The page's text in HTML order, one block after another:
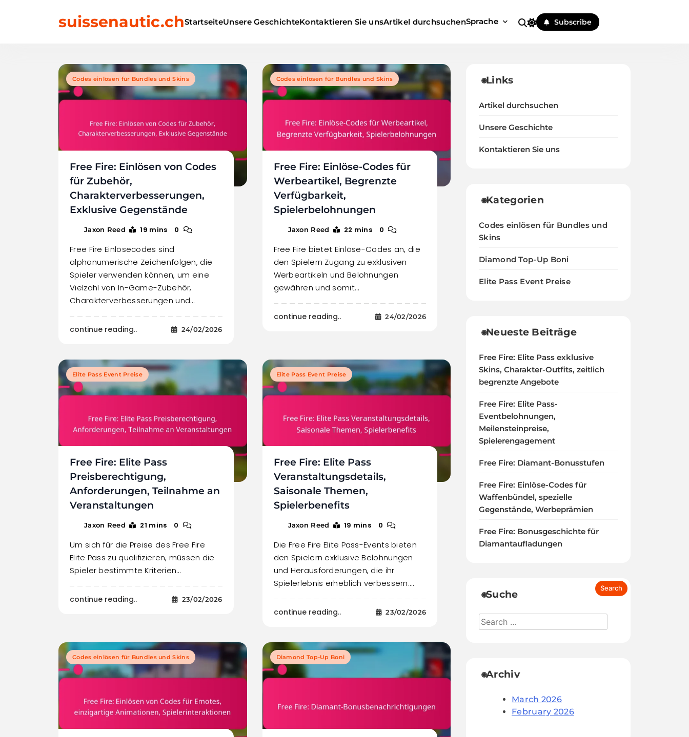
suissenautic.chStartseiteUnsere GeschichteKontaktieren Sie unsArtikel durchsuchenSprache Subscribe
Codes einlösen für Bundles und Skins
Free Fire: Einlösen von Codes
für Zubehör,
Charakterverbesserungen,
Exklusive Gegenstände
Jaxon Reed 19 mins 0
Free Fire Einlösecodes sind
alphanumerische Zeichenfolgen, die
Spieler verwenden können, um eine
Vielzahl von In-Game-Zubehör,
Charakterverbesserungen und…
continue reading.. 24/02/2026
Codes einlösen für Bundles und Skins
Free Fire: Einlöse-Codes für
Werbeartikel, Begrenzte
Verfügbarkeit,
Spielerbelohnungen
Jaxon Reed 22 mins 0
Free Fire bietet Einlöse-Codes an, die
den Spielern Zugang zu exklusiven
Werbeartikeln und Belohnungen
gewähren und somit…
continue reading.. 24/02/2026
Elite Pass Event Preise
Free Fire: Elite Pass
Preisberechtigung,
Anforderungen, Teilnahme an
Veranstaltungen
Jaxon Reed 21 mins 0
Um sich für die Preise des Free Fire
Elite Pass zu qualifizieren, müssen die
Spieler bestimmte Kriterien…
continue reading.. 23/02/2026
Elite Pass Event Preise
Free Fire: Elite Pass
Veranstaltungsdetails,
Saisonale Themen,
Spielerbenefits
Jaxon Reed 19 mins 0
Die Free Fire Elite Pass-Events bieten
den Spielern exklusive Belohnungen
und Herausforderungen, die ihr
Spielerlebnis erheblich verbessern.…
continue reading.. 23/02/2026
Codes einlösen für Bundles und Skins Diamond Top-Up Boni
Links
Artikel durchsuchen
Unsere Geschichte
Kontaktieren Sie uns
Kategorien
Codes einlösen für Bundles und
Skins
Diamond Top-Up Boni
Elite Pass Event Preise
Neueste Beiträge
Free Fire: Elite Pass exklusive
Skins, Charakter-Outfits, zeitlich
begrenzte Angebote
Free Fire: Elite Pass-
Eventbelohnungen,
Meilensteinpreise,
Spielerengagement
Free Fire: Diamant-Bonusstufen
Free Fire: Einlöse-Codes für
Waffenbündel, spezielle
Gegenstände, Werbeprämien
Free Fire: Bonusgeschichte für
Diamantaufladungen
Suche
Archiv
March 2026
February 2026